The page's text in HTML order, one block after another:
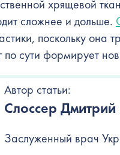
хрящевой
сложнее и дольше.
поскольку она
по сути формирует
Автор статьи:
Слоссер
Заслуженный врач